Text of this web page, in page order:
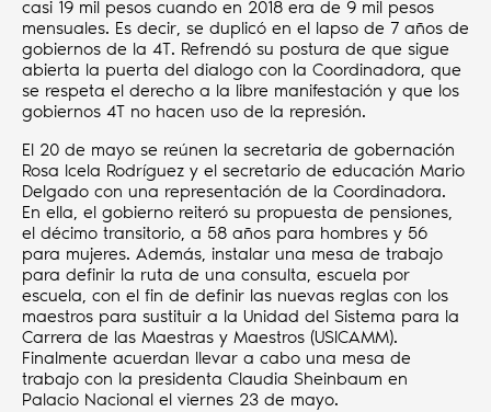
casi 19 mil pesos cuando en 2018 era de 9 mil pesos
mensuales. Es decir, se duplicó en el lapso de 7 años de
gobiernos de la 4T. Refrendó su postura de que sigue
abierta la puerta del dialogo con la Coordinadora, que
se respeta el derecho a la libre manifestación y que los
gobiernos 4T no hacen uso de la represión.
El 20 de mayo se reúnen la secretaria de gobernación
Rosa Icela Rodríguez y el secretario de educación Mario
Delgado con una representación de la Coordinadora.
En ella, el gobierno reiteró su propuesta de pensiones,
el décimo transitorio, a 58 años para hombres y 56
para mujeres. Además, instalar una mesa de trabajo
para definir la ruta de una consulta, escuela por
escuela, con el fin de definir las nuevas reglas con los
maestros para sustituir a la Unidad del Sistema para la
Carrera de las Maestras y Maestros (USICAMM).
Finalmente acuerdan llevar a cabo una mesa de
trabajo con la presidenta Claudia Sheinbaum en
Palacio Nacional el viernes 23 de mayo.